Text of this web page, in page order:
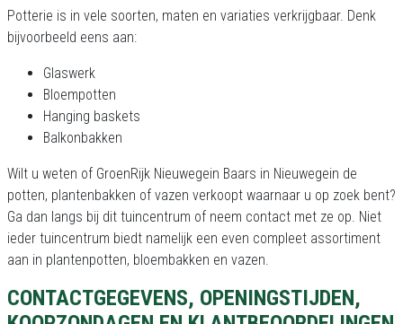
Potterie is in vele soorten, maten en variaties verkrijgbaar. Denk
bijvoorbeeld eens aan:
Glaswerk
Bloempotten
Hanging baskets
Balkonbakken
Wilt u weten of GroenRijk Nieuwegein Baars in Nieuwegein de
potten, plantenbakken of vazen verkoopt waarnaar u op zoek bent?
Ga dan langs bij dit tuincentrum of neem contact met ze op. Niet
ieder tuincentrum biedt namelijk een even compleet assortiment
aan in plantenpotten, bloembakken en vazen.
CONTACTGEGEVENS, OPENINGSTIJDEN,